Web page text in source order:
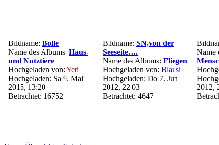
Bildname: Bolle
Name des Albums: Haus-
und Nutztiere
Hochgeladen von: Yeti
Hochgeladen: Sa 9. Mai
2015, 13:20
Betrachtet: 16752
Bildname: SN,von der
Seeseite.....
Name des Albums: Fliegen
Hochgeladen von: Blausi
Hochgeladen: Do 7. Jun
2012, 22:03
Betrachtet: 4647
Name
2012,